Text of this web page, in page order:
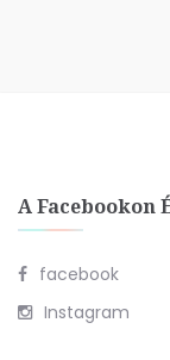
A Facebookon
facebook
Instagram